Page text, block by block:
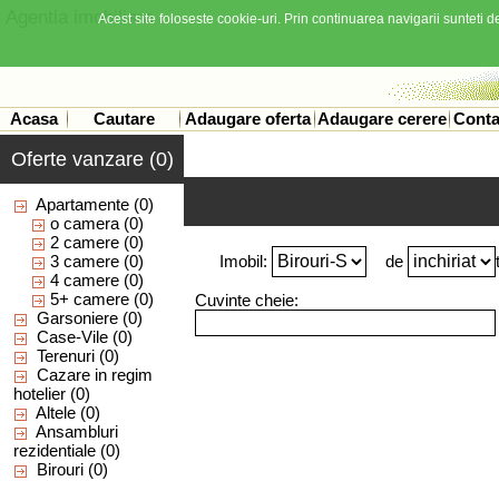
Agentia imobiliara
Acasa Cautare Adaugare oferta Adaugare cerere
Oferte vanzare (0)
Apartamente (0)
o camera (0)
2 camere (0)
3 camere (0)
4 camere (0)
5+ camere (0)
Garsoniere (0)
Case-Vile (0)
Terenuri (0)
Cazare in regim
hotelier (0)
Altele (0)
Ansambluri
rezidentiale (0)
Birouri (0)
Imobil: de
Cuvinte cheie:
Acest site foloseste cookie-uri. Prin continuarea navigarii sunteti